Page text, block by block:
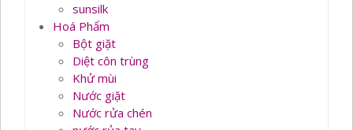
sunsilk
Hoá Phẩm
Bột giặt
Diệt côn trùng
Khử mùi
Nước giặt
Nước rửa chén